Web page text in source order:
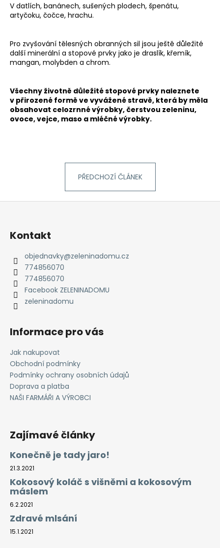
V datlích, banánech, sušených plodech, špenátu,
artyčoku, čočce, hrachu.
Pro zvyšování tělesných obranných sil jsou ještě důležité
další minerální a stopové prvky jako je draslík, křemík,
mangan, molybden a chrom.
Všechny životně důležité stopové prvky naleznete
v přirozené formě ve vyvážené stravě, která by měla
obsahovat celozrnné výrobky, čerstvou zeleninu,
ovoce, vejce, maso a mléčné výrobky.
PŘEDCHOZÍ ČLÁNEK
Z
Kontakt
objednavky@zeleninadomu.cz
774856070
774856070
Facebook ZELENINADOMU
zeleninadomu
Informace pro vás
Jak nakupovat
Obchodní podmínky
Podmínky ochrany osobních údajů
Doprava a platba
NAŠI FARMÁŘI A VÝROBCI
Zajímavé články
Konečně je tady jaro!
21.3.2021
Kokosový koláč s višněmi a kokosovým
máslem
6.2.2021
Zdravé mlsání
15.1.2021